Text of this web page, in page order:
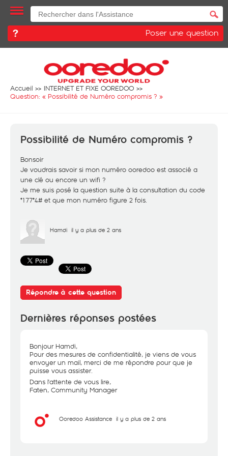
Poser une question
Accueil
INTERNET ET FIXE OOREDOO
Question: « Possibilité de Numéro compromis ? »
Possibilité de Numéro compromis ?
Bonsoir
Je voudrais savoir si mon numéro ooredoo est associé a
une clé ou encore un wifi ?
Je me suis posé la question suite à la consultation du code
*177*4# et que mon numéro figure 2 fois.
Hamdi il y a plus de 2 ans
Répondre à cette question
Dernières réponses postées
Bonjour Hamdi,
Pour des mesures de confidentialité, je viens de vous
envoyer un mail, merci de me répondre pour que je
puisse vous assister.
Dans l'attente de vous lire,
Faten, Community Manager
Ooredoo Assistance il y a plus de 2 ans